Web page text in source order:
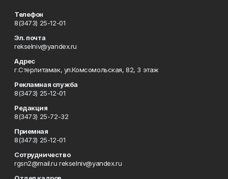
Телефон
8(3473) 25-12-01
Эл. почта
rekselniv@yandex.ru
Адрес
г.Стерлитамак, ул.Комсомольская, 82, 3 этаж
Рекламная служба
8(3473) 25-12-01
Редакция
8(3473) 25-72-32
Приемная
8(3473) 25-12-01
Сотрудничество
rgsn2@mail.ru rekselniv@yandex.ru